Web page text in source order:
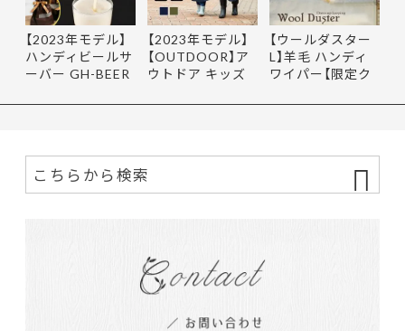
【2023年モデル】
ハンディビールサ
ーバー GH-BEER
【2023年モデル】
【OUTDOOR】ア
ウトドア キッズ
【ウールダスター
L】羊毛 ハンディ
ワイパー【限定ク